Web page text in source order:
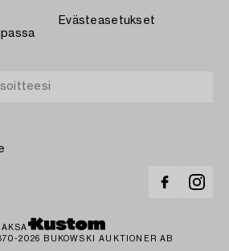
Evästeasetukset
2026 BUKOWSKI AUKTIONER AB